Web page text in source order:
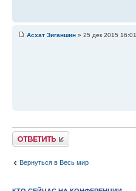
Асхат Зиганшин » 25 дек 2015 16:01
Ответить
Вернуться в Весь мир